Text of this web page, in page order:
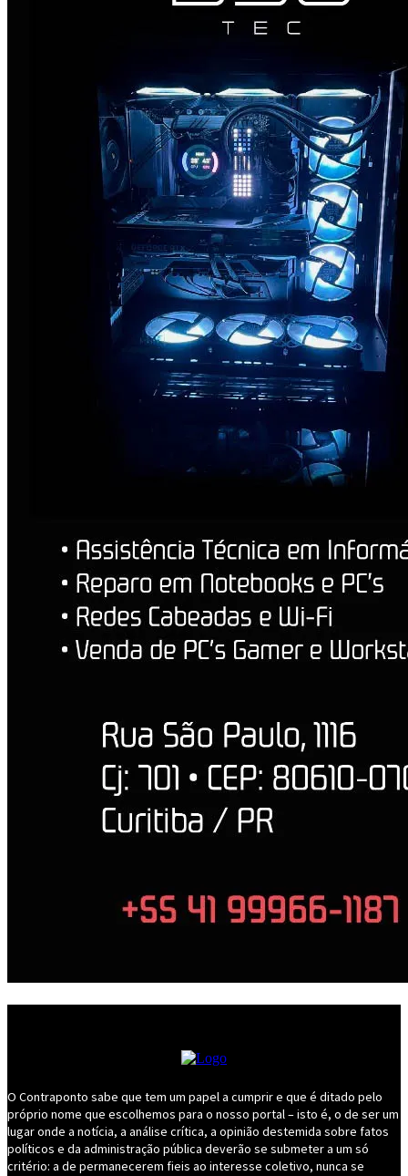
O Contraponto sabe que tem um papel a cumprir e que é ditado pelo
próprio nome que escolhemos para o nosso portal – isto é, o de ser um
lugar onde a notícia, a análise crítica, a opinião destemida sobre fatos
políticos e da administração pública deverão se submeter a um só
critério: a de permanecerem fieis ao interesse coletivo, nunca se